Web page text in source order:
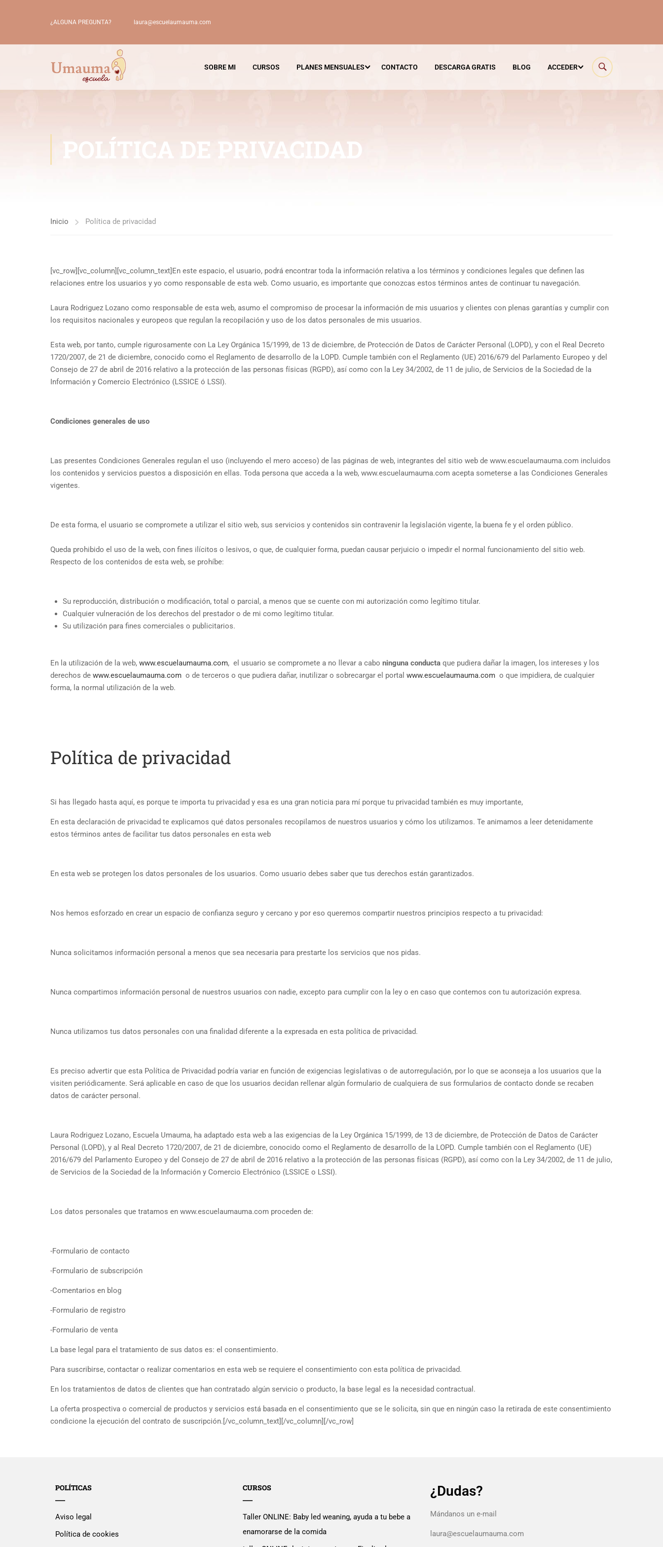
¿ALGUNA PREGUNTA? laura@escuelaumauma.com
SOBRE MI CURSOS PLANES MENSUALES CONTACTO DESCARGA GRATIS BLOG ACCEDER
POLÍTICA DE PRIVACIDAD
Inicio Política de privacidad
[vc_row][vc_column][vc_column_text]En este espacio, el usuario, podrá encontrar toda la información relativa a los términos y condiciones legales que definen las
relaciones entre los usuarios y yo como responsable de esta web. Como usuario, es importante que conozcas estos términos antes de continuar tu navegación.
Laura Rodriguez Lozano como responsable de esta web, asumo el compromiso de procesar la información de mis usuarios y clientes con plenas garantías y cumplir con
los requisitos nacionales y europeos que regulan la recopilación y uso de los datos personales de mis usuarios.
Esta web, por tanto, cumple rigurosamente con La Ley Orgánica 15/1999, de 13 de diciembre, de Protección de Datos de Carácter Personal (LOPD), y con el Real Decreto
1720/2007, de 21 de diciembre, conocido como el Reglamento de desarrollo de la LOPD. Cumple también con el Reglamento (UE) 2016/679 del Parlamento Europeo y del
Consejo de 27 de abril de 2016 relativo a la protección de las personas físicas (RGPD), así como con la Ley 34/2002, de 11 de julio, de Servicios de la Sociedad de la
Información y Comercio Electrónico (LSSICE ó LSSI).
Condiciones generales de uso
Las presentes Condiciones Generales regulan el uso (incluyendo el mero acceso) de las páginas de web, integrantes del sitio web de www.escuelaumauma.com incluidos
los contenidos y servicios puestos a disposición en ellas. Toda persona que acceda a la web, www.escuelaumauma.com acepta someterse a las Condiciones Generales
vigentes.
De esta forma, el usuario se compromete a utilizar el sitio web, sus servicios y contenidos sin contravenir la legislación vigente, la buena fe y el orden público.
Queda prohibido el uso de la web, con fines ilícitos o lesivos, o que, de cualquier forma, puedan causar perjuicio o impedir el normal funcionamiento del sitio web.
Respecto de los contenidos de esta web, se prohíbe:
Su reproducción, distribución o modificación, total o parcial, a menos que se cuente con mi autorización como legítimo titular.
Cualquier vulneración de los derechos del prestador o de mi como legítimo titular.
Su utilización para fines comerciales o publicitarios.
En la utilización de la web, www.escuelaumauma.com, el usuario se compromete a no llevar a cabo ninguna conducta que pudiera dañar la imagen, los intereses y los
derechos de www.escuelaumauma.com o de terceros o que pudiera dañar, inutilizar o sobrecargar el portal www.escuelaumauma.com o que impidiera, de cualquier
forma, la normal utilización de la web.
Política de privacidad
Si has llegado hasta aquí, es porque te importa tu privacidad y esa es una gran noticia para mí porque tu privacidad también es muy importante,
En esta declaración de privacidad te explicamos qué datos personales recopilamos de nuestros usuarios y cómo los utilizamos. Te animamos a leer detenidamente
estos términos antes de facilitar tus datos personales en esta web
En esta web se protegen los datos personales de los usuarios. Como usuario debes saber que tus derechos están garantizados.
Nos hemos esforzado en crear un espacio de confianza seguro y cercano y por eso queremos compartir nuestros principios respecto a tu privacidad:
Nunca solicitamos información personal a menos que sea necesaria para prestarte los servicios que nos pidas.
Nunca compartimos información personal de nuestros usuarios con nadie, excepto para cumplir con la ley o en caso que contemos con tu autorización expresa.
Nunca utilizamos tus datos personales con una finalidad diferente a la expresada en esta política de privacidad.
Es preciso advertir que esta Política de Privacidad podría variar en función de exigencias legislativas o de autorregulación, por lo que se aconseja a los usuarios que la
visiten periódicamente. Será aplicable en caso de que los usuarios decidan rellenar algún formulario de cualquiera de sus formularios de contacto donde se recaben
datos de carácter personal.
Laura Rodriguez Lozano, Escuela Umauma, ha adaptado esta web a las exigencias de la Ley Orgánica 15/1999, de 13 de diciembre, de Protección de Datos de Carácter
Personal (LOPD), y al Real Decreto 1720/2007, de 21 de diciembre, conocido como el Reglamento de desarrollo de la LOPD. Cumple también con el Reglamento (UE)
2016/679 del Parlamento Europeo y del Consejo de 27 de abril de 2016 relativo a la protección de las personas físicas (RGPD), así como con la Ley 34/2002, de 11 de julio,
de Servicios de la Sociedad de la Información y Comercio Electrónico (LSSICE o LSSI).
Los datos personales que tratamos en www.escuelaumauma.com proceden de:
-Formulario de contacto
-Formulario de subscripción
-Comentarios en blog
-Formulario de registro
-Formulario de venta
La base legal para el tratamiento de sus datos es: el consentimiento.
Para suscribirse, contactar o realizar comentarios en esta web se requiere el consentimiento con esta política de privacidad.
En los tratamientos de datos de clientes que han contratado algún servicio o producto, la base legal es la necesidad contractual.
La oferta prospectiva o comercial de productos y servicios está basada en el consentimiento que se le solicita, sin que en ningún caso la retirada de este consentimiento
condicione la ejecución del contrato de suscripción.[/vc_column_text][/vc_column][/vc_row]
POLÍTICAS
Aviso legal
Política de cookies
CURSOS
Taller ONLINE: Baby led weaning, ayuda a tu bebe a
enamorarse de la comida
¿Dudas?
Mándanos un e-mail
laura@escuelaumauma.com